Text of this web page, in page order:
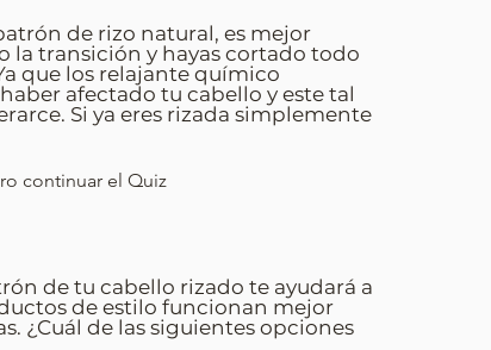
de rizo natural, es mejor
la transición y hayas cortado todo
que los relajante químico
afectado tu cabello y este tal
Si ya eres rizada simplemente
continuar el Quiz
de tu cabello rizado te ayudará a
de estilo funcionan mejor
¿Cuál de las siguientes opciones